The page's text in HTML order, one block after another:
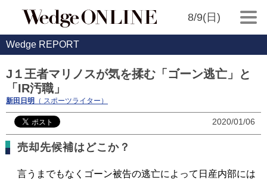
8/9(日)
Wedge REPORT
J１王者マリノスが気を揉む「ゴーン逃亡」と
「IR汚職」
新田日明 （ スポーツライター）
2020/01/06
売却先候補はどこか？
言うまでもなくゴーン被告の逃亡によって日産内部には